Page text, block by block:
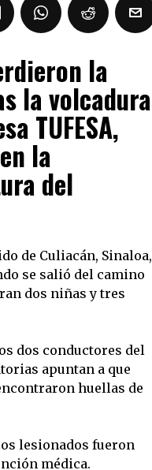
la
la volcadura
TUFESA,
la
del
de Culiacán, Sinaloa,
se salió del camino
dos niñas y tres
dos conductores del
apuntan a que
huellas de
lesionados fueron
médica.